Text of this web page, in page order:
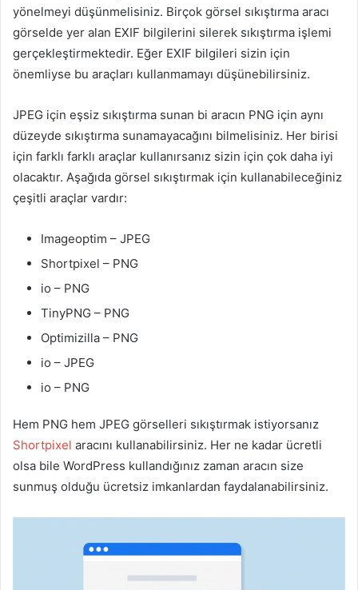
yönelmeyi düşünmelisiniz. Birçok görsel sıkıştırma aracı
görselde yer alan EXIF bilgilerini silerek sıkıştırma işlemi
gerçekleştirmektedir. Eğer EXIF bilgileri sizin için
önemliyse bu araçları kullanmamayı düşünebilirsiniz.
JPEG için eşsiz sıkıştırma sunan bi aracın PNG için aynı
düzeyde sıkıştırma sunamayacağını bilmelisiniz. Her birisi
için farklı farklı araçlar kullanırsanız sizin için çok daha iyi
olacaktır. Aşağıda görsel sıkıştırmak için kullanabileceğiniz
çeşitli araçlar vardır:
Imageoptim – JPEG
Shortpixel – PNG
io – PNG
TinyPNG – PNG
Optimizilla – PNG
io – JPEG
io – PNG
Hem PNG hem JPEG görselleri sıkıştırmak istiyorsanız
Shortpixel aracını kullanabilirsiniz. Her ne kadar ücretli
olsa bile WordPress kullandığınız zaman aracın size
sunmuş olduğu ücretsiz imkanlardan faydalanabilirsiniz.